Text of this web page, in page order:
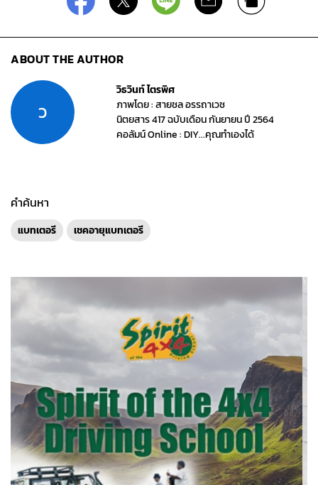
ABOUT THE AUTHOR
ว
วิธวินท์ ไตรพิศ
ภาพโดย : สายชล อรรถาเวช
นิตยสาร 417 ฉบับเดือน กันยายน ปี 2564
คอลัมน์ Online : DIY...คุณทำเองได้
คำค้นหา
แบทเตอรี เชคอายุแบทเตอรี